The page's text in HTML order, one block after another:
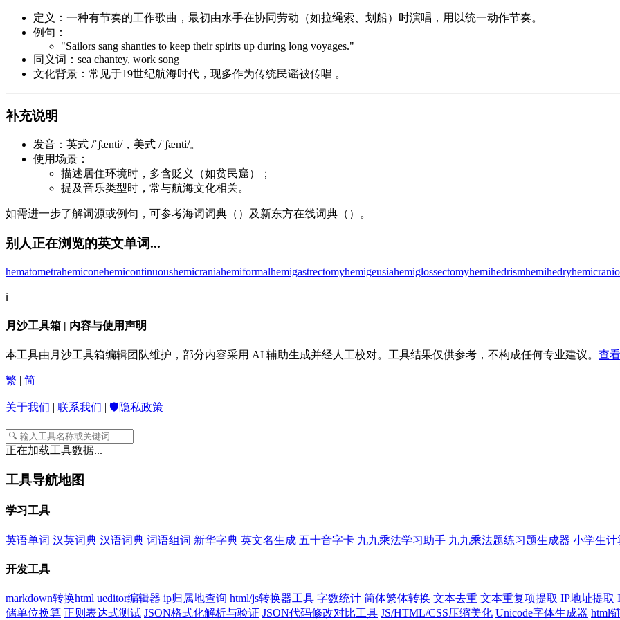
定义：一种有节奏的工作歌曲，最初由水手在协同劳动（如拉绳索、划船）时演唱，用以统一动作节奏。
例句：
"Sailors sang shanties to keep their spirits up during long voyages."
同义词：sea chantey, work song
文化背景：常见于19世纪航海时代，现多作为传统民谣被传唱 。
补充说明
发音：英式 /ˈʃænti/，美式 /ˈʃænti/。
使用场景：
描述居住环境时，多含贬义（如贫民窟）；
提及音乐类型时，常与航海文化相关。
如需进一步了解词源或例句，可参考海词词典（）及新东方在线词典（）。
别人正在浏览的英文单词...
hematometrahemiconehemicontinuoushemicraniahemiformalhemigastrectomyhemigeusiahemiglossectomyhemihedrismhemihedry
ℹ️
月沙工具箱 | 内容与使用声明
本工具由月沙工具箱编辑团队维护，部分内容采用 AI 辅助生成并经人工校对。工具结果仅供参考，不构成任何专业建议。 查
繁 | 简
关于我们 | 联系我们 | 🛡️隐私政策
正在加载工具数据...
工具导航地图
学习工具
英语单词 汉英词典 汉语词典 词语组词 新华字典 英文名生成 五十音字卡 九九乘法学习助手 九九乘法题练习题生成器 小学生计
开发工具
markdown转换html ueditor编辑器 ip归属地查询 html/js转换器工具 字数统计 简体繁体转换 文本去重 文本重复项提取 IP地址提取
储单位换算 正则表达式测试 JSON格式化解析与验证 JSON代码修改对比工具 JS/HTML/CSS压缩美化 Unicode字体生成器 html